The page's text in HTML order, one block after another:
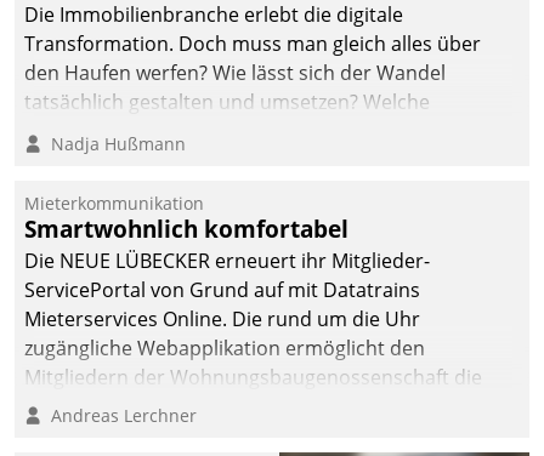
Die Immobilienbranche erlebt die digitale
Transformation. Doch muss man gleich alles über
den Haufen werfen? Wie lässt sich der Wandel
tatsächlich gestalten und umsetzen? Welche
Argumente zählen wirklich?
Nadja Hußmann
Mieterkommunikation
Smartwohnlich komfortabel
Die NEUE LÜBECKER erneuert ihr Mitglieder-
ServicePortal von Grund auf mit Datatrains
Mieterservices Online. Die rund um die Uhr
zugängliche Webapplikation ermöglicht den
Mitgliedern der Wohnungs­bau­genossenschaft die
Kontaktaufnahme per Smartphone, Tablet oder PC.
Andreas Lerchner